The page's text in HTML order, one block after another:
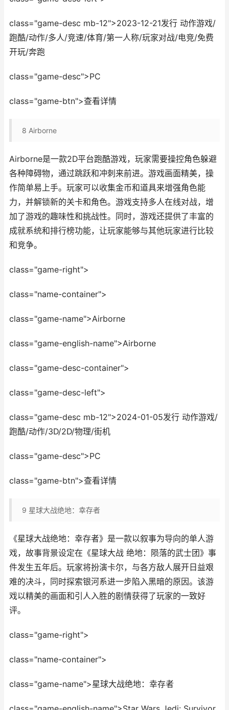
class="game-desc mb-12">2023-12-21发行 动作游戏/
跑酷/动作/多人/竞速/体育/第一人称/玩家对战/电竞/免费
开玩/奔跑
class="game-desc">PC
class="game-btn">查看详情
8 Airborne
Airborne是一款2D平台跑酷游戏，玩家需要操控角色躲避
各种障碍物，通过跳跃和冲刺来前进。游戏画面精美，操
作简单易上手。玩家可以收集金币和道具来增强角色能
力，并解锁新的关卡和角色。游戏支持多人在线对战，增
加了游戏的趣味性和挑战性。同时，游戏还提供了丰富的
成就系统和排行榜功能，让玩家能够与其他玩家进行比较
和竞争。
class="game-right">
class="name-container">
class="game-name">Airborne
class="game-english-name">Airborne
class="game-desc-container">
class="game-desc-left">
class="game-desc mb-12">2024-01-05发行 动作游戏/
跑酷/动作/3D/2D/物理/街机
class="game-desc">PC
class="game-btn">查看详情
9 星球大战绝地：幸存者
《星球大战绝地：幸存者》是一款以叙事为导向的单人游
戏，故事背景设定在《星球大战 绝地：陨落的武士团》事
件发生五年后。玩家将扮演卡尔，与各方敌人展开日益艰
难的决斗，同时探索银河系进一步陷入黑暗的原因。该游
戏以精美的画面和引人入胜的剧情获得了玩家的一致好
评。
class="game-right">
class="name-container">
class="game-name">星球大战绝地：幸存者